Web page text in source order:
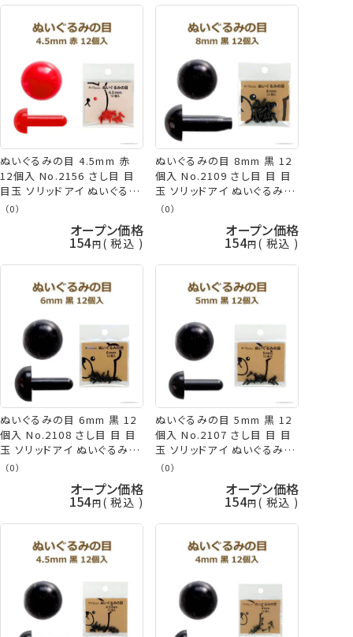
ぬいぐるみの目 4.5mm 赤
12個入 No.2156 さし目 目
目玉 ソリッドアイ ぬいぐるみ
あみぐるみ ネコポス可 ミサ
（0）
オープン価格
154 税込
ぬいぐるみの目 8mm 黒 12
個入 No.2109 さし目 目 目
玉 ソリッドアイ ぬいぐるみ
あみぐるみ ネコポス可 ミサ
（0）
オープン価格
154 税込
ぬいぐるみの目 6mm 黒 12
個入 No.2108 さし目 目 目
玉 ソリッドアイ ぬいぐるみ
あみぐるみ ネコポス可 ミサ
（0）
オープン価格
154 税込
ぬいぐるみの目 5mm 黒 12
個入 No.2107 さし目 目 目
玉 ソリッドアイ ぬいぐるみ
あみぐるみ ネコポス可 ミサ
（0）
オープン価格
154 税込